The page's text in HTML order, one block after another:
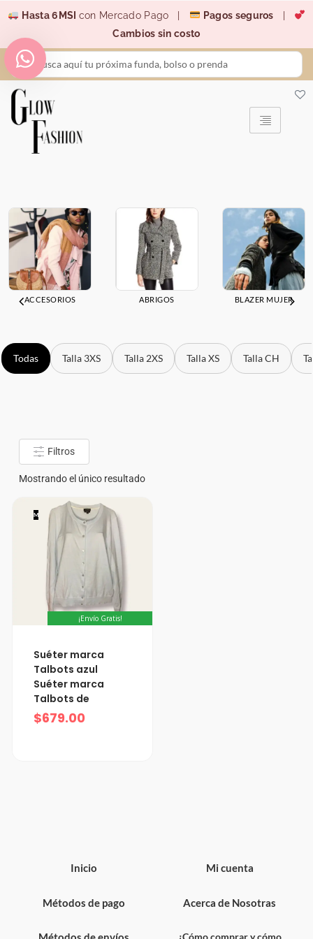
contenido
Hasta 6MSI con Mercado Pago | Pagos seguros
Cambios sin costo
Search
...
ACCESORIOS ABRIGOS BLAZER MUJER
Todas Talla 3XS Talla 2XS Talla XS Talla CH
Filtros
Mostrando el único resultado
M
¡Envío Gratis!
Suéter marca
Talbots azul
Suéter marca
Talbots de
$679.00
Inicio
Métodos de pago
Mi cuenta
Acerca de Nosotras
¿Cómo comprar y cómo